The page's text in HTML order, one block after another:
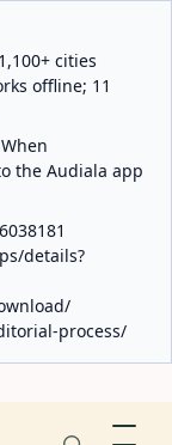
cities
offline; 11
the Audiala app
details?
process/